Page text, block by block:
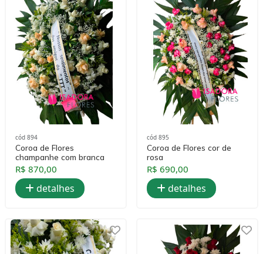
cód 894
Coroa de Flores
champanhe com branca
R$ 870,00
detalhes
cód 895
Coroa de Flores cor de
rosa
R$ 690,00
detalhes